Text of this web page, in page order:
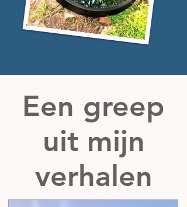
Een greep
uit mijn
verhalen